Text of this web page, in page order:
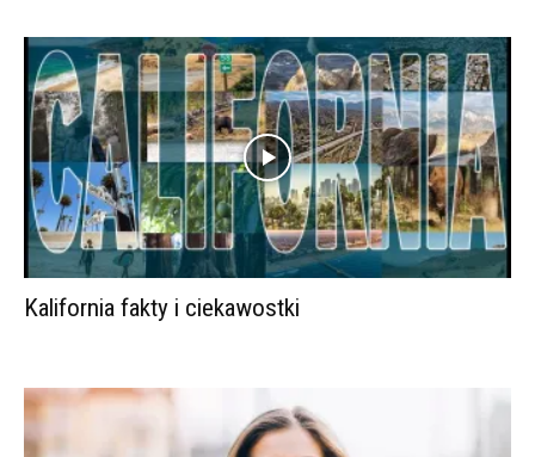
Kalifornia fakty i ciekawostki